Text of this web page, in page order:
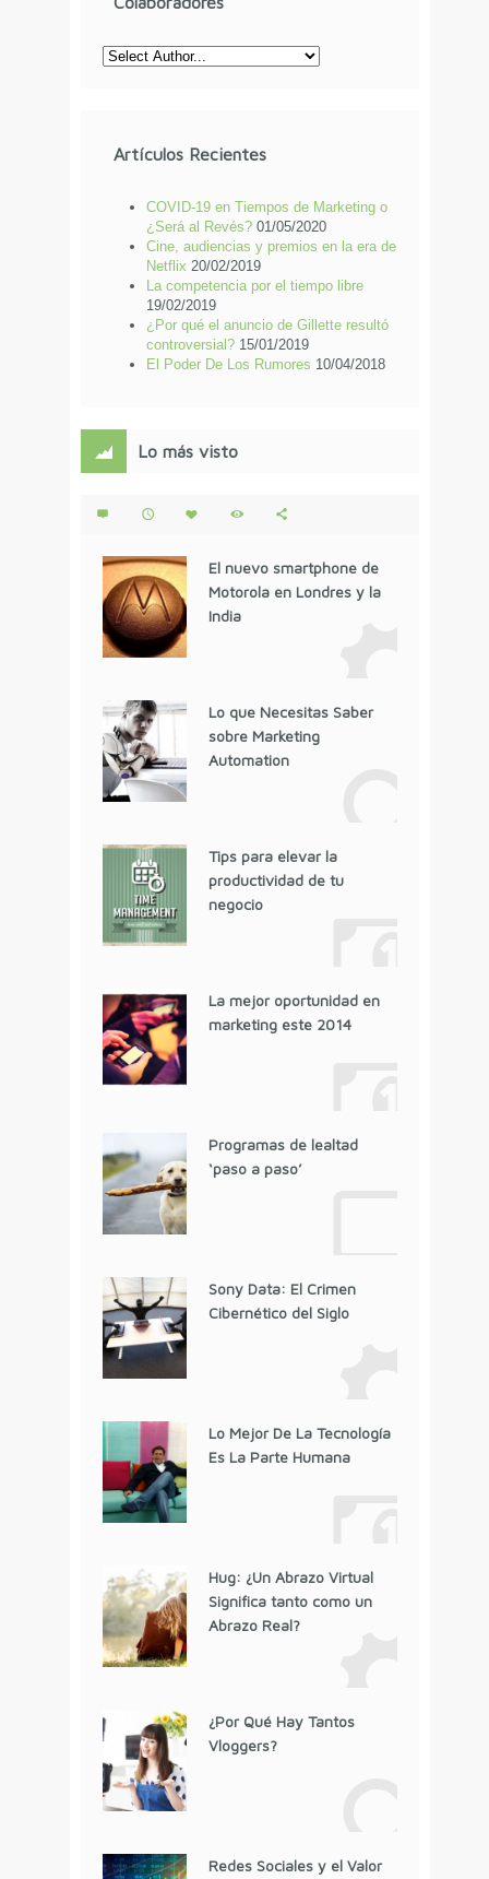
Artículos Recientes
COVID-19 en Tiempos de Marketing o
¿Será al Revés? 01/05/2020
Cine, audiencias y premios en la era de
Netflix 20/02/2019
La competencia por el tiempo libre
19/02/2019
¿Por qué el anuncio de Gillette resultó
controversial? 15/01/2019
El Poder De Los Rumores 10/04/2018
Lo más visto
El nuevo smartphone de
Motorola en Londres y la
India
Lo que Necesitas Saber
sobre Marketing
Automation
Tips para elevar la
productividad de tu
negocio
La mejor oportunidad en
marketing este 2014
Programas de lealtad
‘paso a paso’
Sony Data: El Crimen
Cibernético del Siglo
Lo Mejor De La Tecnología
Es La Parte Humana
Hug: ¿Un Abrazo Virtual
Significa tanto como un
Abrazo Real?
¿Por Qué Hay Tantos
Vloggers?
Redes Sociales y el Valor